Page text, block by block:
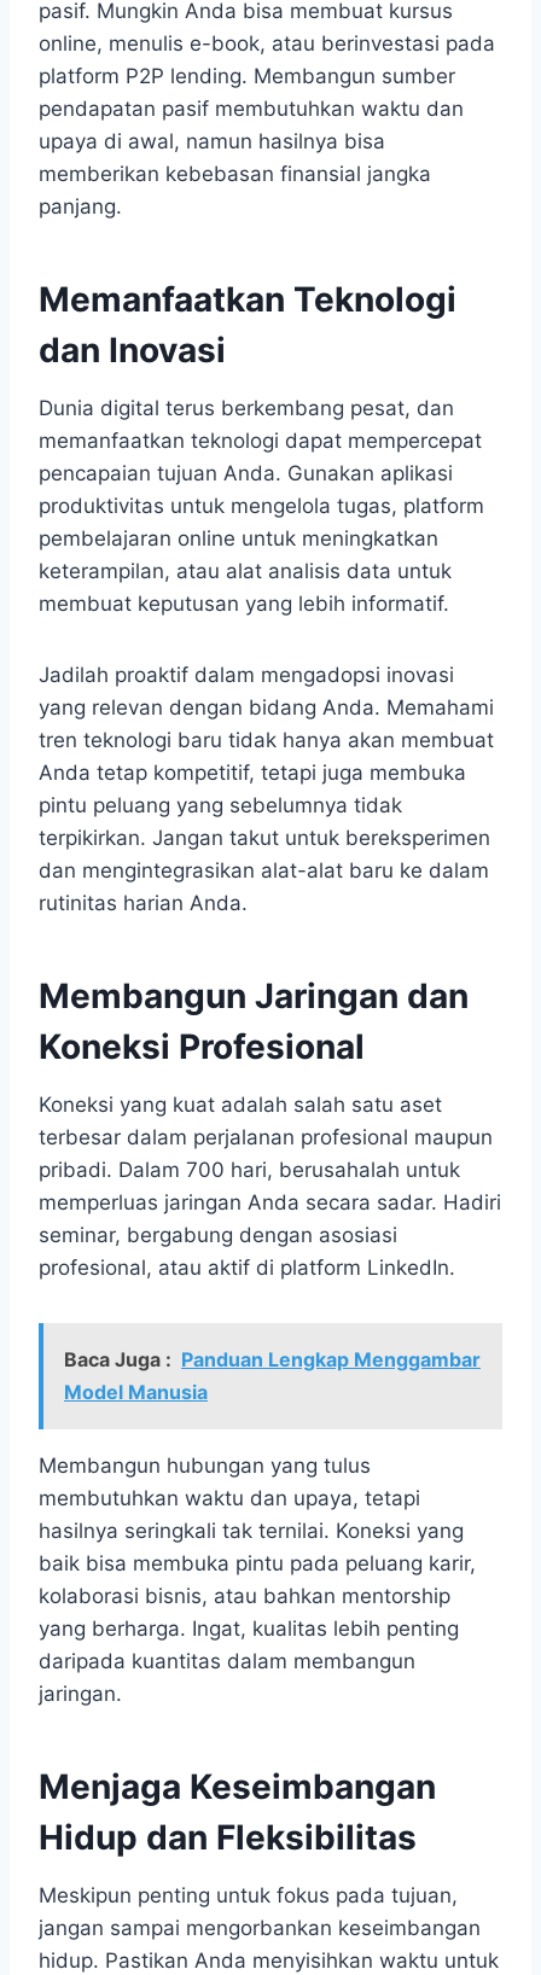
pasif. Mungkin Anda bisa membuat kursus
online, menulis e-book, atau berinvestasi pada
platform P2P lending. Membangun sumber
pendapatan pasif membutuhkan waktu dan
upaya di awal, namun hasilnya bisa
memberikan kebebasan finansial jangka
panjang.
Memanfaatkan Teknologi
dan Inovasi
Dunia digital terus berkembang pesat, dan
memanfaatkan teknologi dapat mempercepat
pencapaian tujuan Anda. Gunakan aplikasi
produktivitas untuk mengelola tugas, platform
pembelajaran online untuk meningkatkan
keterampilan, atau alat analisis data untuk
membuat keputusan yang lebih informatif.
Jadilah proaktif dalam mengadopsi inovasi
yang relevan dengan bidang Anda. Memahami
tren teknologi baru tidak hanya akan membuat
Anda tetap kompetitif, tetapi juga membuka
pintu peluang yang sebelumnya tidak
terpikirkan. Jangan takut untuk bereksperimen
dan mengintegrasikan alat-alat baru ke dalam
rutinitas harian Anda.
Membangun Jaringan dan
Koneksi Profesional
Koneksi yang kuat adalah salah satu aset
terbesar dalam perjalanan profesional maupun
pribadi. Dalam 700 hari, berusahalah untuk
memperluas jaringan Anda secara sadar. Hadiri
seminar, bergabung dengan asosiasi
profesional, atau aktif di platform LinkedIn.
Baca Juga : Panduan Lengkap Menggambar
Model Manusia
Membangun hubungan yang tulus
membutuhkan waktu dan upaya, tetapi
hasilnya seringkali tak ternilai. Koneksi yang
baik bisa membuka pintu pada peluang karir,
kolaborasi bisnis, atau bahkan mentorship
yang berharga. Ingat, kualitas lebih penting
daripada kuantitas dalam membangun
jaringan.
Menjaga Keseimbangan
Hidup dan Fleksibilitas
Meskipun penting untuk fokus pada tujuan,
jangan sampai mengorbankan keseimbangan
hidup. Pastikan Anda menyisihkan waktu untuk